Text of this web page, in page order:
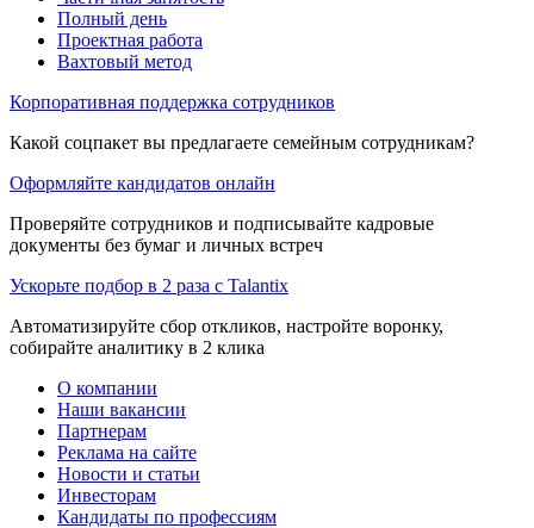
Полный день
Проектная работа
Вахтовый метод
Корпоративная поддержка сотрудников
Какой соцпакет вы предлагаете семейным сотрудникам?
Оформляйте кандидатов онлайн
Проверяйте сотрудников и подписывайте кадровые
документы без бумаг и личных встреч
Ускорьте подбор в 2 раза с Talantix
Автоматизируйте сбор откликов, настройте воронку,
собирайте аналитику в 2 клика
О компании
Наши вакансии
Партнерам
Реклама на сайте
Новости и статьи
Инвесторам
Кандидаты по профессиям